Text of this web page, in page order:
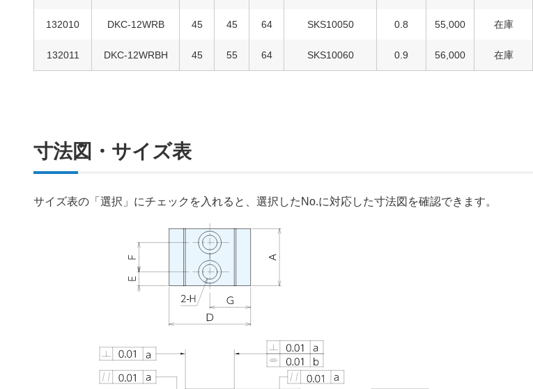
132010 DKC-12WRB 45 45 64 SKS10050 0.8 55,000 在庫
132011 DKC-12WRBH 45 55 64 SKS10060 0.9 56,000 在庫
寸法図・サイズ表
サイズ表の「選択」にチェックを入れると、選択したNo.に対応した寸法図を確認できます。